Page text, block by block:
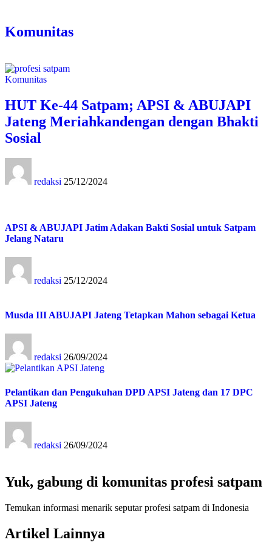
Komunitas
Komunitas
HUT Ke-44 Satpam; APSI & ABUJAPI
Jateng Meriahkandengan dengan Bhakti
Sosial
redaksi 25/12/2024
APSI & ABUJAPI Jatim Adakan Bakti Sosial untuk Satpam
Jelang Nataru
redaksi 25/12/2024
Musda III ABUJAPI Jateng Tetapkan Mahon sebagai Ketua
redaksi 26/09/2024
Pelantikan dan Pengukuhan DPD APSI Jateng dan 17 DPC
APSI Jateng
redaksi 26/09/2024
Yuk, gabung di komunitas profesi satpam
Temukan informasi menarik seputar profesi satpam di Indonesia
Artikel Lainnya